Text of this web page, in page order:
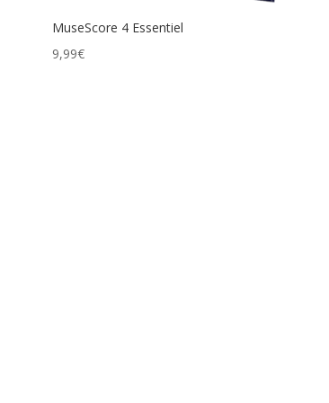
MuseScore 4 Essentiel
9,99€